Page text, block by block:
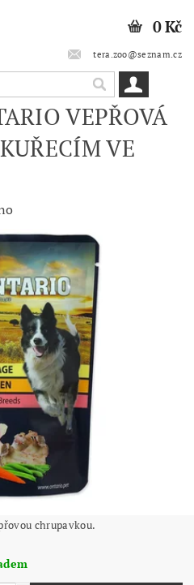
tera.zoo@seznam.cz
0 Kč
VEPŘOVÁ
VE
chrupavkou.